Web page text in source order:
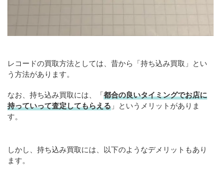
レコードの買取方法としては、昔から「持ち込み買取」とい
う方法があります。
なお、持ち込み買取には、「都合の良いタイミングでお店に
持っていって査定してもらえる 」というメリットがありま
す。
しかし、持ち込み買取には、以下のようなデメリットもあり
ます。